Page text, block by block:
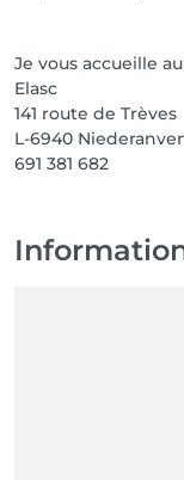
Je vous accueille
Elasc
141 route de Trèves
L-6940
691 381 682